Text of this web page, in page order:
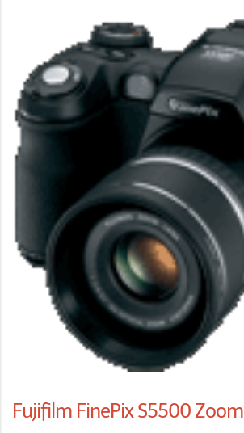
Fujifilm FinePix S5500 Zoom